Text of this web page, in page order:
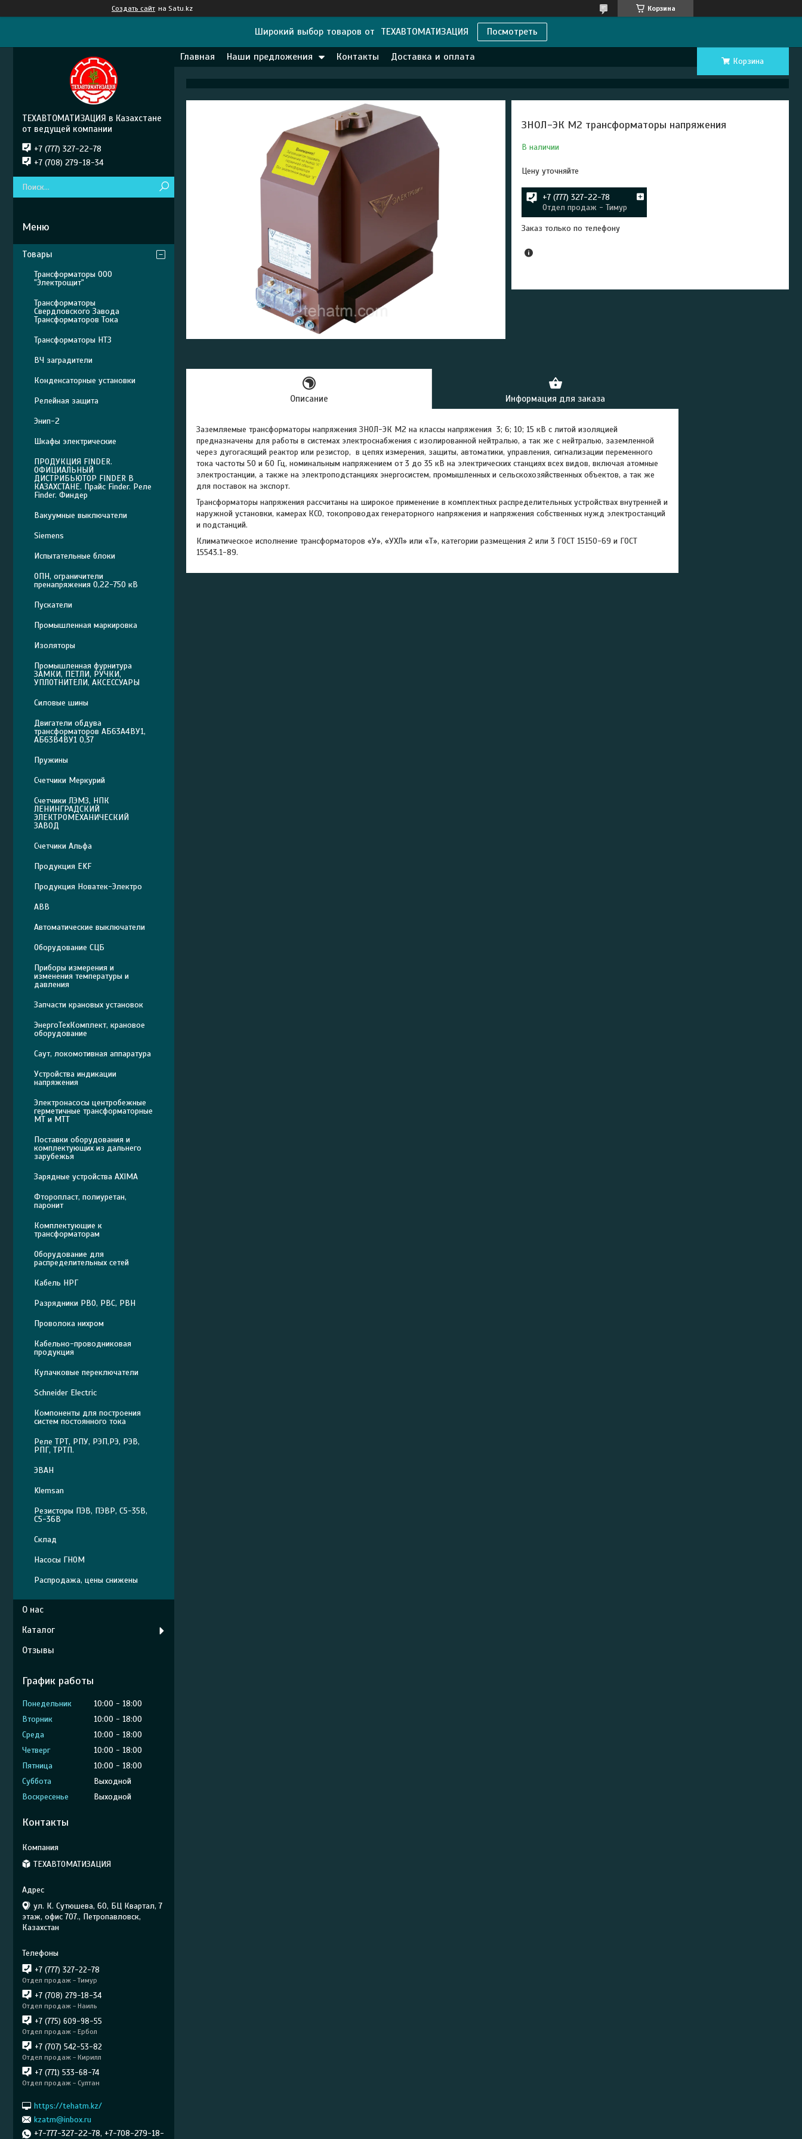
Создать сайт на Satu.kz Корзина
Широкий выбор товаров от ТЕХАВТОМАТИЗАЦИЯ Посмотреть
Главная Наши предложения Контакты Доставка и оплата Корзина
ЗНОЛ-ЭК М2 трансформаторы напряжения
В наличии
Цену уточняйте
+7 (777) 327-22-78
Отдел продаж - Тимур
Заказ только по телефону
Описание Информация для заказа
Заземляемые трансформаторы напряжения ЗНОЛ-ЭК М2 на классы напряжения 3; 6; 10; 15 кВ с литой изоляцией
предназначены для работы в системах электроснабжения с изолированной нейтралью, а так же с нейтралью, заземленной
через дугогасящий реактор или резистор, в цепях измерения, защиты, автоматики, управления, сигнализации переменного
тока частоты 50 и 60 Гц, номинальным напряжением от 3 до 35 кВ на электрических станциях всех видов, включая атомные
электростанции, а также на электроподстанциях энергосистем, промышленных и сельскохозяйственных объектов, а так же
для поставок на экспорт.
Трансформаторы напряжения рассчитаны на широкое применение в комплектных распределительных устройствах внутренней и
наружной установки, камерах КСО, токопроводах генераторного напряжения и напряжения собственных нужд электростанций
и подстанций.
Климатическое исполнение трансформаторов «У», «УХЛ» или «Т», категории размещения 2 или 3 ГОСТ 15150-69 и ГОСТ
15543.1-89.
ТЕХАВТОМАТИЗАЦИЯ в Казахстане
от ведущей компании
+7 (777) 327-22-78
+7 (708) 279-18-34
Товары
Трансформаторы ООО
"Электрощит"
Трансформаторы
Свердловского Завода
Трансформаторов Тока
Трансформаторы НТЗ
ВЧ заградители
Конденсаторные установки
Релейная защита
Энип-2
Шкафы электрические
ПРОДУКЦИЯ FINDER.
ОФИЦИАЛЬНЫЙ
ДИСТРИБЬЮТОР FINDER В
КАЗАХСТАНЕ. Прайс Finder. Реле
Finder. Финдер
Вакуумные выключатели
Siemens
Испытательные блоки
ОПН, ограничители
пренапряжения 0,22-750 кВ
Пускатели
Промышленная маркировка
Изоляторы
Промышленная фурнитура
ЗАМКИ, ПЕТЛИ, РУЧКИ,
УПЛОТНИТЕЛИ, АКСЕССУАРЫ
Силовые шины
Двигатели обдува
трансформаторов АБ63А4ВУ1,
АБ63В4ВУ1 0,37
Пружины
Счетчики Меркурий
Счетчики ЛЭМЗ, НПК
ЛЕНИНГРАДСКИЙ
ЭЛЕКТРОМЕХАНИЧЕСКИЙ
ЗАВОД
Счетчики Альфа
Продукция EKF
Продукция Новатек-Электро
ABB
Автоматические выключатели
Оборудование СЦБ
Приборы измерения и
изменения температуры и
давления
Запчасти крановых установок
ЭнергоТехКомплект, крановое
оборудование
Саут, локомотивная аппаратура
Устройства индикации
напряжения
Электронасосы центробежные
герметичные трансформаторные
МТ и МТТ
Поставки оборудования и
комплектующих из дальнего
зарубежья
Зарядные устройства AXIMA
Фторопласт, полиуретан,
паронит
Комплектующие к
трансформаторам
Оборудование для
распределительных сетей
Кабель НРГ
Разрядники РВО, РВС, РВН
Проволока нихром
Кабельно-проводниковая
продукция
Кулачковые переключатели
Schneider Electric
Компоненты для построения
систем постоянного тока
Реле ТРТ, РПУ, РЭП,РЭ, РЭВ,
РПГ, ТРТП.
ЭВАН
Klemsan
Резисторы ПЭВ, ПЭВР, С5-35В,
С5-36В
Склад
Насосы ГНОМ
Распродажа, цены снижены
О нас
Каталог
Отзывы
График работы
Понедельник 10:00
18:00
Вторник
10:00
18:00
Среда
10:00
18:00
Четверг
10:00
18:00
Пятница
10:00
18:00
Суббота
Выходной
Воскресенье
Выходной
Контакты
ТЕХАВТОМАТИЗАЦИЯ
ул. К. Сутюшева, 60, БЦ Квартал, 7
этаж, офис 707., Петропавловск,
Казахстан
+7 (777) 327-22-78
Отдел продаж - Тимур
+7 (708) 279-18-34
Отдел продаж - Наиль
+7 (775) 609-98-55
Отдел продаж - Ербол
+7 (707) 542-53-82
Отдел продаж - Кирилл
+7 (771) 533-68-74
Отдел продаж - Султан
https://tehatm.kz/
kzatm@inbox.ru
+7-777-327-22-78, +7-708-279-18-